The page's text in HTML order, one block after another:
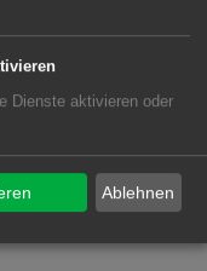
1/52 RW
Dienste aktivieren oder
Ablehnen